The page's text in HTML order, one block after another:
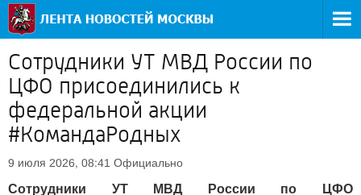
Сотрудники УТ МВД России по
ЦФО присоединились к
федеральной акции
#КомандаРодных
9 июля 2026, 08:41 Официально
Сотрудники УТ МВД России по ЦФО